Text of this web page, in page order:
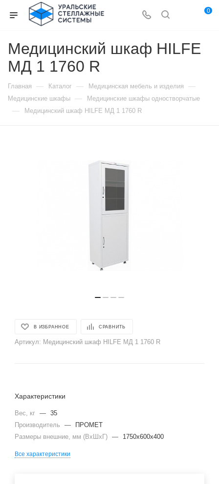
0
Медицинский шкаф HILFE
МД 1 1760 R
Главная — Каталог — Медицинская мебель и изделия —
Медицинские шкафы — Медицинские шкафы одностворчатые
— Медицинский шкаф HILFE МД 1 1760 R
В ИЗБРАННОЕ СРАВНИТЬ
Артикул: Медицинский шкаф HILFE МД 1 1760 R
Характеристики
Вес, кг — 35
Производитель
—
ПРОМЕТ
Размеры внешние, мм (ВхШхГ) — 1750x600x400
Все характеристики